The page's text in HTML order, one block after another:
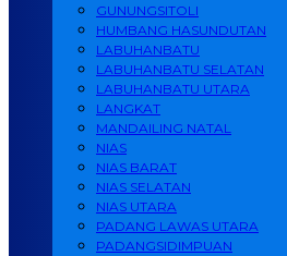
GUNUNGSITOLI
HUMBANG HASUNDUTAN
LABUHANBATU
LABUHANBATU SELATAN
LABUHANBATU UTARA
LANGKAT
MANDAILING NATAL
NIAS
NIAS BARAT
NIAS SELATAN
NIAS UTARA
PADANG LAWAS UTARA
PADANGSIDIMPUAN